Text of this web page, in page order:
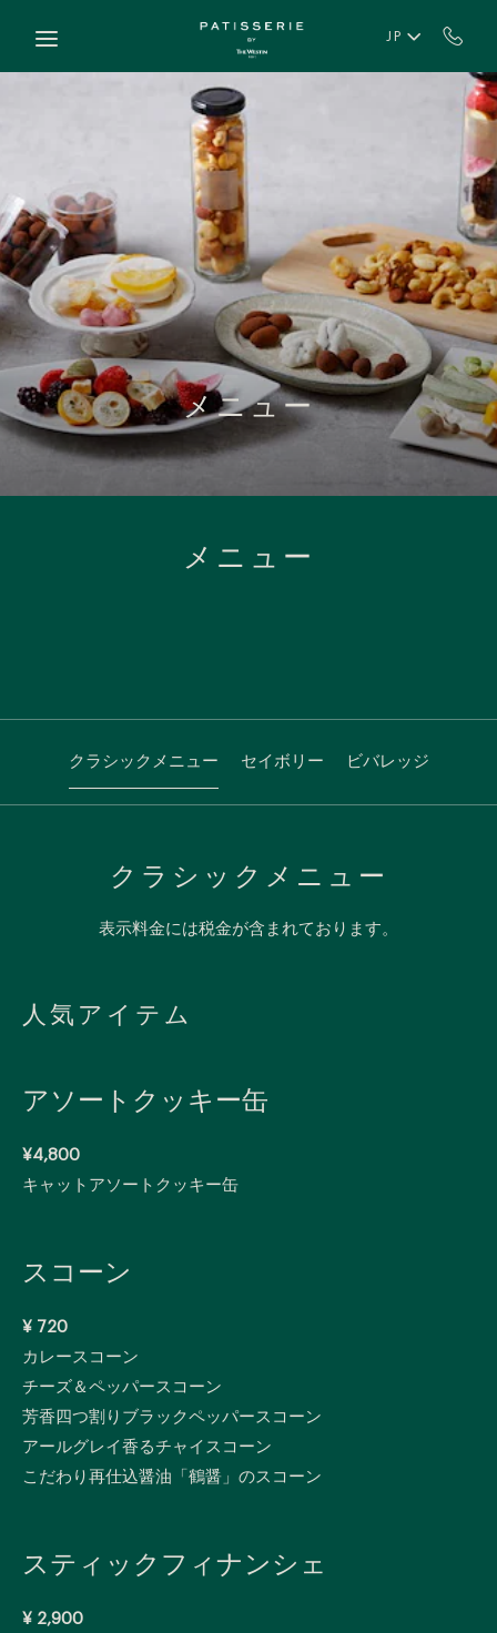
JP
メニュー
メニュー
クラシックメニュー セイボリー ビバレッジ
クラシックメニュー
表示料金には税金が含まれております。
人気アイテム
アソートクッキー缶
¥4,800
キャットアソートクッキー缶
スコーン
¥ 720
カレースコーン
チーズ＆ペッパースコーン
芳香四つ割りブラックペッパースコーン
アールグレイ香るチャイスコーン
こだわり再仕込醤油「鶴醤」のスコーン
スティックフィナンシェ
¥ 2,900